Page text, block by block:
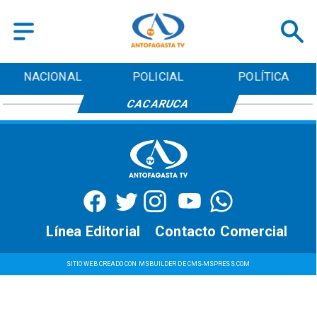
NACIONAL POLICIAL POLÍTICA
CACARUCA
SITIO WEB CREADO CON MSBUILDER DE CMS-MSPRESS.COM
Contacto Comercial
Línea Editorial